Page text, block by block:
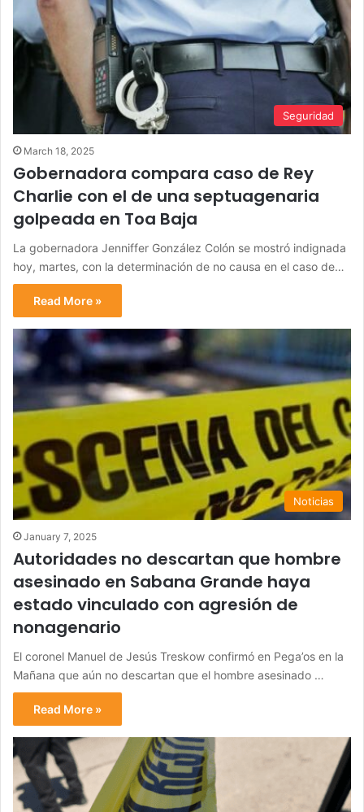
Seguridad
March 18, 2025
Gobernadora compara caso de Rey
Charlie con el de una septuagenaria
golpeada en Toa Baja
La gobernadora Jenniffer González Colón se mostró indignada
hoy, martes, con la determinación de no causa en el caso de…
Read More »
Noticias
January 7, 2025
Autoridades no descartan que hombre
asesinado en Sabana Grande haya
estado vinculado con agresión de
nonagenario
El coronel Manuel de Jesús Treskow confirmó en Pega’os en la
Mañana que aún no descartan que el hombre asesinado …
Read More »